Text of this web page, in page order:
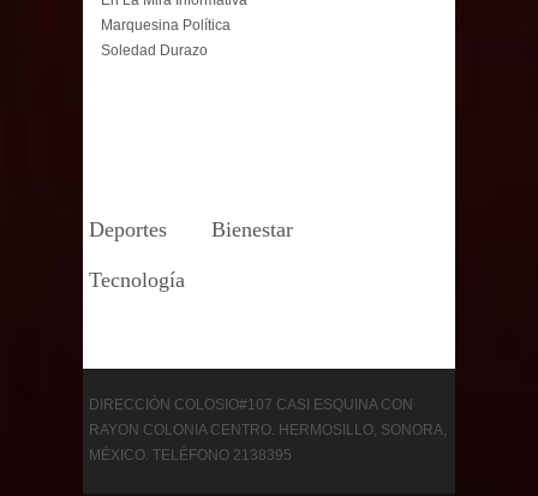
Marquesina Política
Soledad Durazo
Deportes Bienestar
Tecnología
DIRECCIÓN COLOSIO#107 CASI ESQUINA CON
RAYON COLONIA CENTRO. HERMOSILLO, SONORA,
MÉXICO. TELÉFONO 2138395